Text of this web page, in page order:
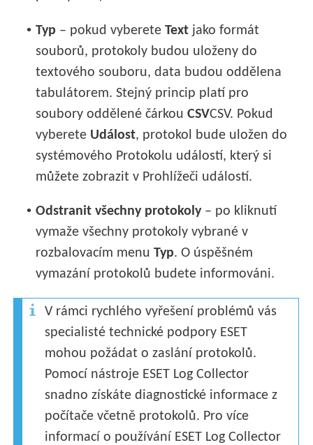
• Typ – pokud vybereteText jako formát
souborů, protokoly budou uloženy do
textového souboru, data budou oddělena
tabulátorem. Stejný princip platí pro
soubory oddělené čárkouCSVCSV. Pokud
vyberete Událost, protokol bude uložen do
systémového Protokolu událostí, který si
můžete zobrazit v Prohlížeči událostí.
• Odstranit všechny protokoly– po kliknutí
vymaže všechny protokoly vybrané v
rozbalovacím menuTyp. O úspěšném
vymazání protokolů budete informováni.
V rámci rychlého vyřešení problémů vás
specialisté technické podpory ESET
mohou požádat o zaslání protokolů.
Pomocí nástroje ESET Log Collector
snadno získáte diagnostické informace z
počítače včetně protokolů. Pro více
informací o používání ESET Log Collector